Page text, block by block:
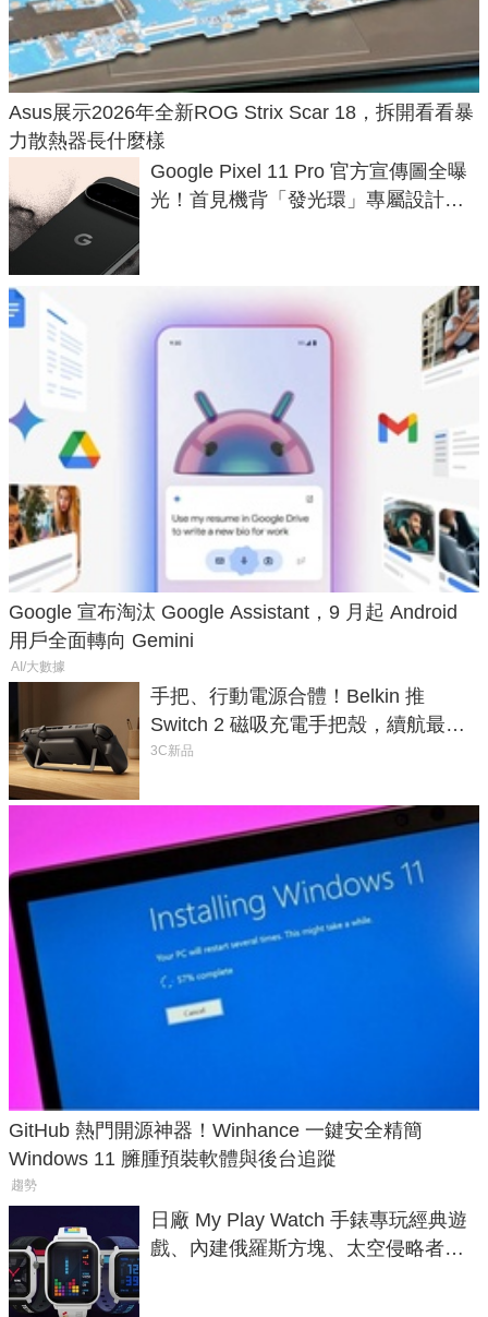
Asus展示2026年全新ROG Strix Scar 18，拆開看看暴
力散熱器長什麼樣
Google Pixel 11 Pro 官方宣傳圖全曝
光！首見機背「發光環」專屬設計、
Google 宣布淘汰 Google Assistant，9 月起 Android
用戶全面轉向 Gemini
AI/大數據
手把、行動電源合體！Belkin 推
Switch 2 磁吸充電手把殼，續航最高
延長 1.5 倍
3C新品
GitHub 熱門開源神器！Winhance 一鍵安全精簡
Windows 11 臃腫預裝軟體與後台追蹤
趨勢
日廠 My Play Watch 手錶專玩經典遊
戲、內建俄羅斯方塊、太空侵略者，